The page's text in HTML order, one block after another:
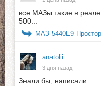
все МАЗы такие в
500...
МАЗ 5440E9 Простор
anatolii
3 дня назад
Знали бы, написали.